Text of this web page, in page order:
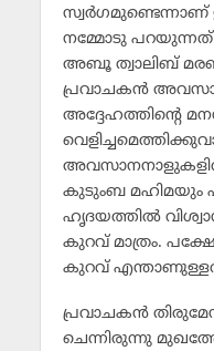
നമ്മോടു
അബൂ ത്വാലിബ്
പ്രവാചകന്‍
അദ്ദേഹത്തിന്റെ
കുടുംബ മഹിമയും
ഹൃദയത്തില്‍ വിശ്വാസം
കുറവ് മാത്രം.
കുറവ്
പ്രവാചകന്‍
ചെന്നിരുന്നു